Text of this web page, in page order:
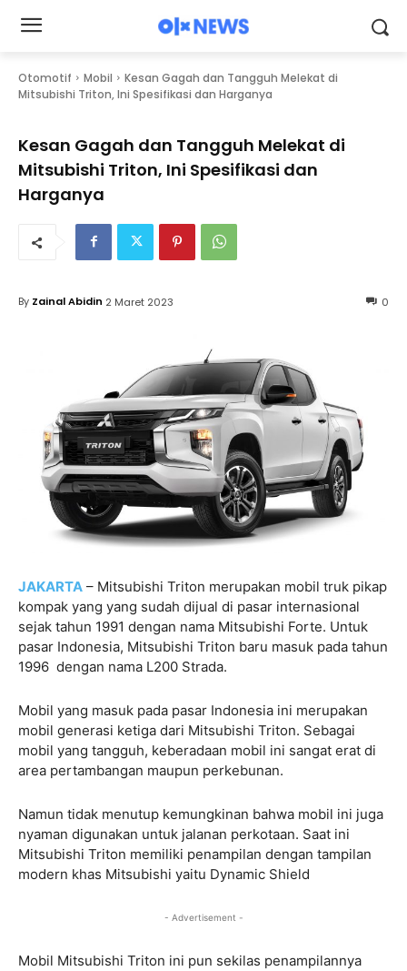
Otomotif Mobil
Kesan Gagah dan Tangguh Melekat di
Mitsubishi Triton, Ini Spesifikasi dan Harganya
Kesan Gagah dan Tangguh Melekat di
Mitsubishi Triton, Ini Spesifikasi dan
Harganya
0
By Zainal Abidin 2 Maret 2023
JAKARTA – Mitsubishi Triton merupakan mobil truk pikap
kompak yang yang sudah dijual di pasar internasional
sejak tahun 1991 dengan nama Mitsubishi Forte. Untuk
pasar Indonesia, Mitsubishi Triton baru masuk pada tahun
1996 dengan nama L200 Strada.
Mobil yang masuk pada pasar Indonesia ini merupakan
mobil generasi ketiga dari Mitsubishi Triton. Sebagai
mobil yang tangguh, keberadaan mobil ini sangat erat di
area pertambangan maupun perkebunan.
Namun tidak menutup kemungkinan bahwa mobil ini juga
nyaman digunakan untuk jalanan perkotaan. Saat ini
Mitsubishi Triton memiliki penampilan dengan tampilan
modern khas Mitsubishi yaitu Dynamic Shield
- Advertisement -
Mobil Mitsubishi Triton ini pun sekilas penampilannya